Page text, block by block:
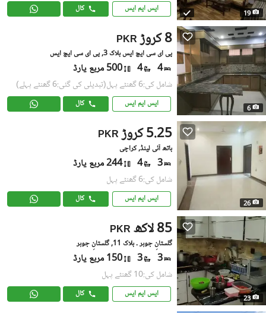
19 ایس ایم ایس کال
6
PKR 8 کروڑ
پی ای سی ایچ ایس بلاک 3, پی ای سی ایچ ایس
4
4 500 مربع یارڈ
شامل کی:6 گھنٹے پہل (تبدیلی کی گئی:6 گھنٹے پہلے)
ایس ایم ایس کال
26
PKR 5.25 کروڑ
باتھ آئی لینڈ, کراچی
3
4 244 مربع یارڈ
شامل کی:6 گھنٹے پہل
ایس ایم ایس کال
23
PKR 85 لاکھ
گلستانِِ جوہر ۔ بلاک 11, گلستانِ جوہر
3
3 150 مربع یارڈ
شامل کی:10 گھنٹے پہل
ایس ایم ایس کال